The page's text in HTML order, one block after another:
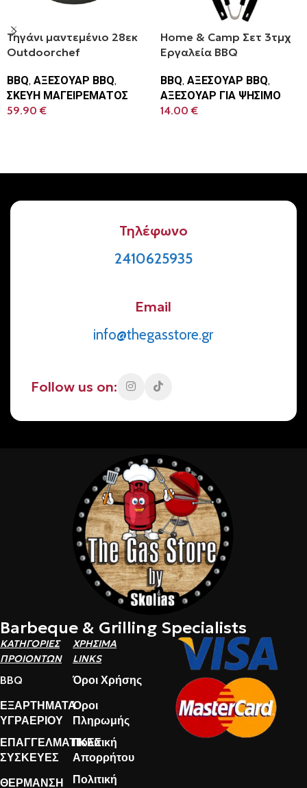
Τηγάνι μαντεμένιο 28εκ
Outdoorchef
BBQ, ΑΞΕΣΟΥΑΡ BBQ,
ΣΚΕΥΗ ΜΑΓΕΙΡΕΜΑΤΟΣ
59.90€
Home & Camp Σετ 3τμχ
Εργαλεία BBQ
BBQ, ΑΞΕΣΟΥΑΡ BBQ,
ΑΞΕΣΟΥΑΡ ΓΙΑ ΨΗΣΙΜΟ
14.00€
Τηλέφωνο
2410625935
Email
info@thegasstore.gr
Follow us on:
Barbeque & Grilling Specialists
ΚΑΤΗΓΟΡΙΕΣ
ΠΡΟΙΟΝΤΩΝ
BBQ
ΕΞΑΡΤΗΜΑΤΑ
ΥΓΡΑΕΡΙΟΥ
ΕΠΑΓΓΕΛΜΑΤΙΚΕΣ
ΣΥΣΚΕΥΕΣ
ΘΕΡΜΑΝΣΗ
ΧΡΗΣΙΜΑ
LINKS
Όροι Χρήσης
Όροι
Πληρωμής
Πολιτική
Απορρήτου
Πολιτική